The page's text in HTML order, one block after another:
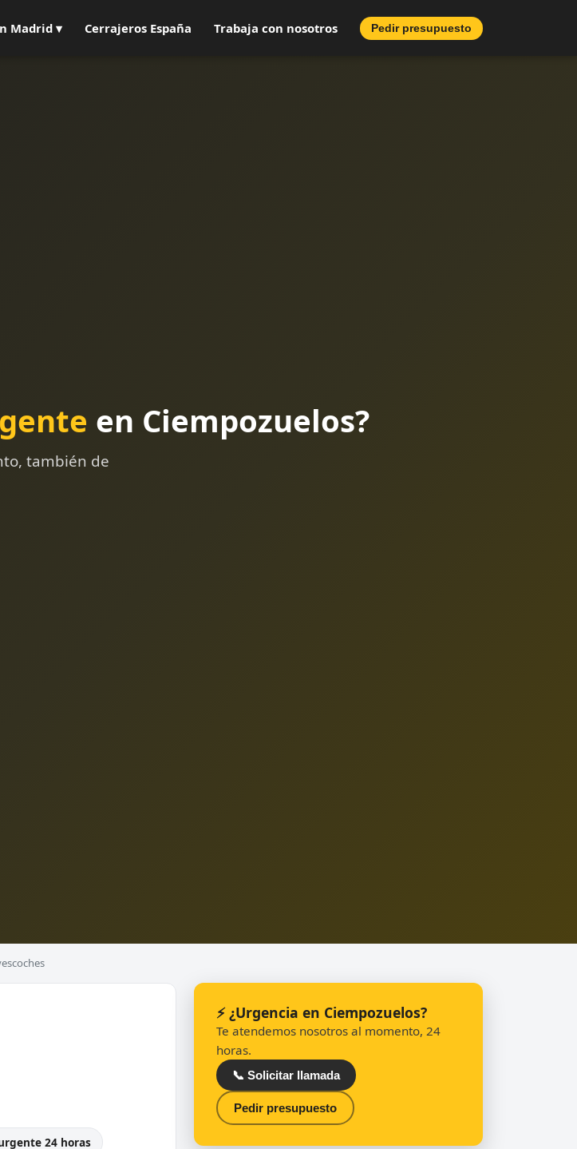
Madrid ▾ Cerrajeros España Trabaja con nosotros Pedir presupuesto
en Ciempozuelos?
también de
24 horas
⚡ ¿Urgencia en Ciempozuelos?
Te atendemos nosotros al momento, 24
horas.
📞 Solicitar llamada
Pedir presupuesto